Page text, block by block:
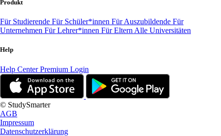
Produkt
Für Studierende Für Schüler*innen Für Auszubildende Für
Unternehmen Für Lehrer*innen Für Eltern Alle Universitäten
Help
Help CenterPremium Login
© StudySmarter
AGB
Impressum
Datenschutzerklärung